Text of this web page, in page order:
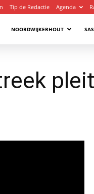
Tip de Redactie Agenda
NOORDWIJKERHOUT